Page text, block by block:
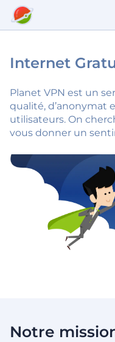
Internet
Planet VPN est un
qualité, d’anonymat
utilisateurs. On
vous donner un
Notre